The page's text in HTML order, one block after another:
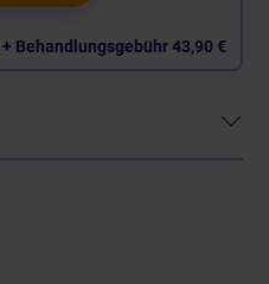
Behandlungsgebühr43,90 €